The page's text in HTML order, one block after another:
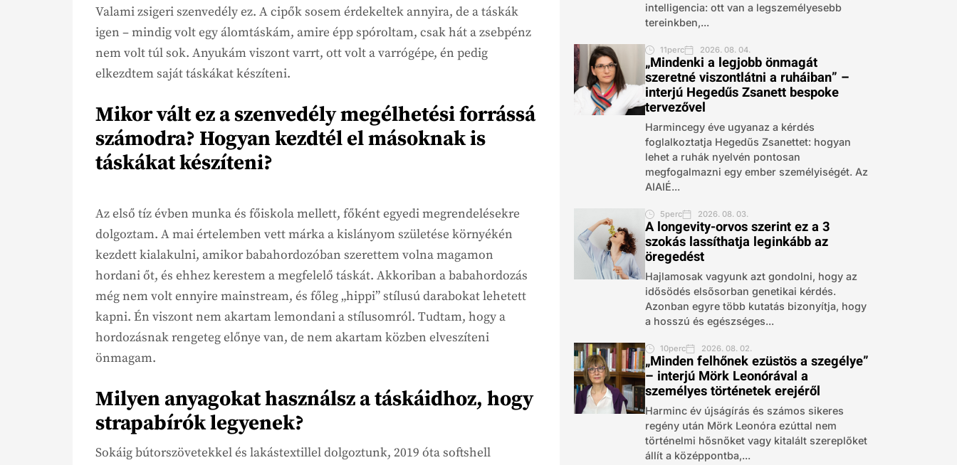
Valami zsigeri szenvedély ez. A cipők sosem érdekeltek annyira, de a táskák
igen – mindig volt egy álomtáskám, amire épp spóroltam, csak hát a zsebpénz
nem volt túl sok. Anyukám viszont varrt, ott volt a varrógépe, én pedig
elkezdtem saját táskákat készíteni.
Mikor vált ez a szenvedély megélhetési forrássá
számodra? Hogyan kezdtél el másoknak is
táskákat készíteni?
Az első tíz évben munka és főiskola mellett, főként egyedi megrendelésekre
dolgoztam. A mai értelemben vett márka a kislányom születése környékén
kezdett kialakulni, amikor babahordozóban szerettem volna magamon
hordani őt, és ehhez kerestem a megfelelő táskát. Akkoriban a babahordozás
még nem volt ennyire mainstream, és főleg „hippi” stílusú darabokat lehetett
kapni. Én viszont nem akartam lemondani a stílusomról. Tudtam, hogy a
hordozásnak rengeteg előnye van, de nem akartam közben elveszíteni
önmagam.
Milyen anyagokat használsz a táskáidhoz, hogy
strapabírók legyenek?
Sokáig bútorszövetekkel és lakástextillel dolgoztunk, 2019 óta softshell
intelligencia: ott van a legszemélyesebb
tereinkben,...
11perc 2026. 08. 04.
„Mindenki a legjobb önmagát
szeretné viszontlátni a ruháiban” –
interjú Hegedűs Zsanett bespoke
tervezővel
Harmincegy éve ugyanaz a kérdés
foglalkoztatja Hegedűs Zsanettet: hogyan
lehet a ruhák nyelvén pontosan
megfogalmazni egy ember személyiségét. Az
AIAIÉ...
5perc 2026. 08. 03.
A longevity-orvos szerint ez a 3
szokás lassíthatja leginkább az
öregedést
Hajlamosak vagyunk azt gondolni, hogy az
idősödés elsősorban genetikai kérdés.
Azonban egyre több kutatás bizonyítja, hogy
a hosszú és egészséges...
10perc 2026. 08. 02.
„Minden felhőnek ezüstös a szegélye”
– interjú Mörk Leonórával a
személyes történetek erejéről
Harminc év újságírás és számos sikeres
regény után Mörk Leonóra ezúttal nem
történelmi hősnőket vagy kitalált szereplőket
állít a középpontba,...